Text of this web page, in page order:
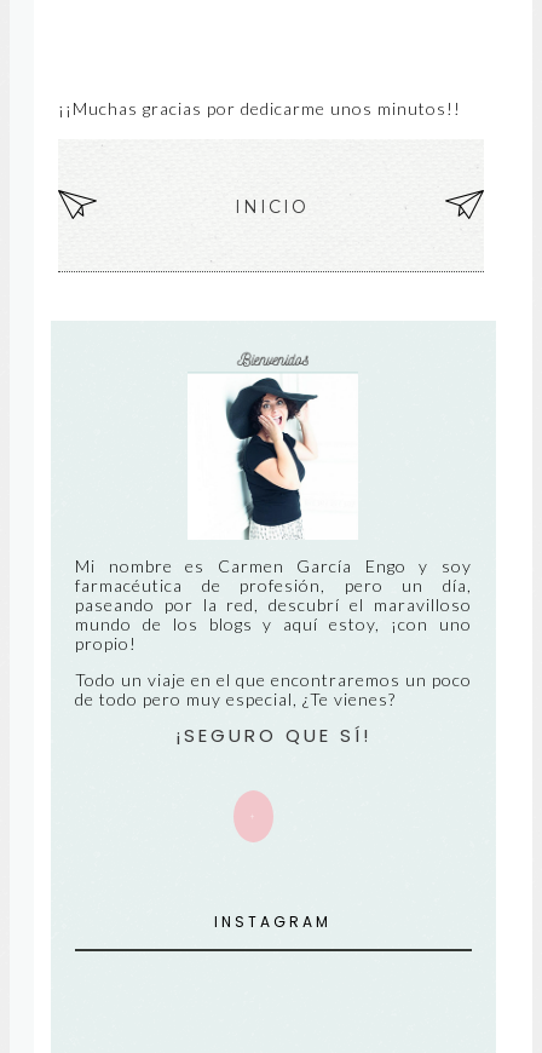
¡¡Muchas gracias por dedicarme unos minutos!!
EN
NT
E
EN
INICIO
Mi nombre es Carmen García Engo y soy
farmacéutica de profesión, pero un día,
paseando por la red, descubrí el maravilloso
mundo de los blogs y aquí estoy, ¡con uno
propio!
Todo un viaje en el que encontraremos un poco
de todo pero muy especial, ¿Te vienes?
¡SEGURO QUE SÍ!
+
INSTAGRAM